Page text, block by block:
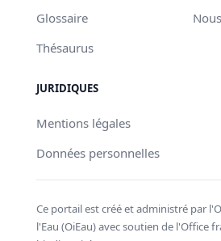
Glossaire
Thésaurus
JURIDIQUES
Mentions légales
Données personnelles
Ce portail est créé et administré par
l'Eau (OiEau) avec soutien de l'Office